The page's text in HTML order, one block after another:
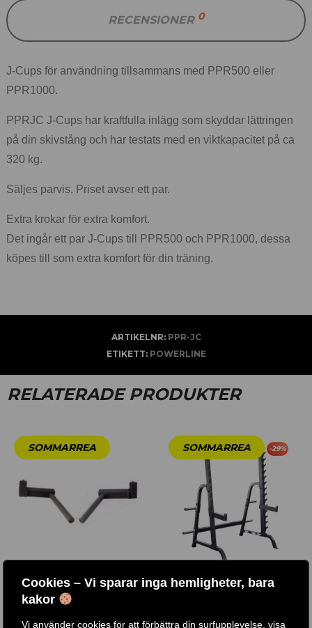
Cookies – Vi sparar inga hemligheter, bara
kakor
Vi använder cookies för att förbättra din surfupplevelse, visa
RECENSIONER 0
J-Cups för användning tillsammans med PPR500 eller
PPR1000.
PPRJC J-Cups har kraftfulla inlägg som skyddar lättringen
på din skivstång och har testats med en viktkapacitet på ca
320 kg.
Säljes parvis. Priset avser ett par.
Extra krokar för extra komfort.
Det ingår ett par J-Cups till PPR500 och PPR1000, dessa
köpes till som extra komfort för din träning.
ARTIKELNR: PPR-JC
ETIKETT: POWERLINE
RELATERADE PRODUKTER
DIPSHANDTAG TILL
POWER RACK /
IRONMASTER
-29%